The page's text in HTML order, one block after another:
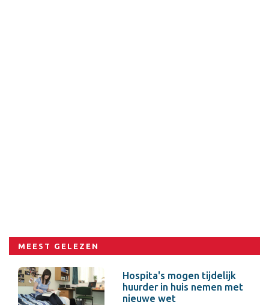
MEEST GELEZEN
Hospita's mogen tijdelijk
huurder in huis nemen met
nieuwe wet